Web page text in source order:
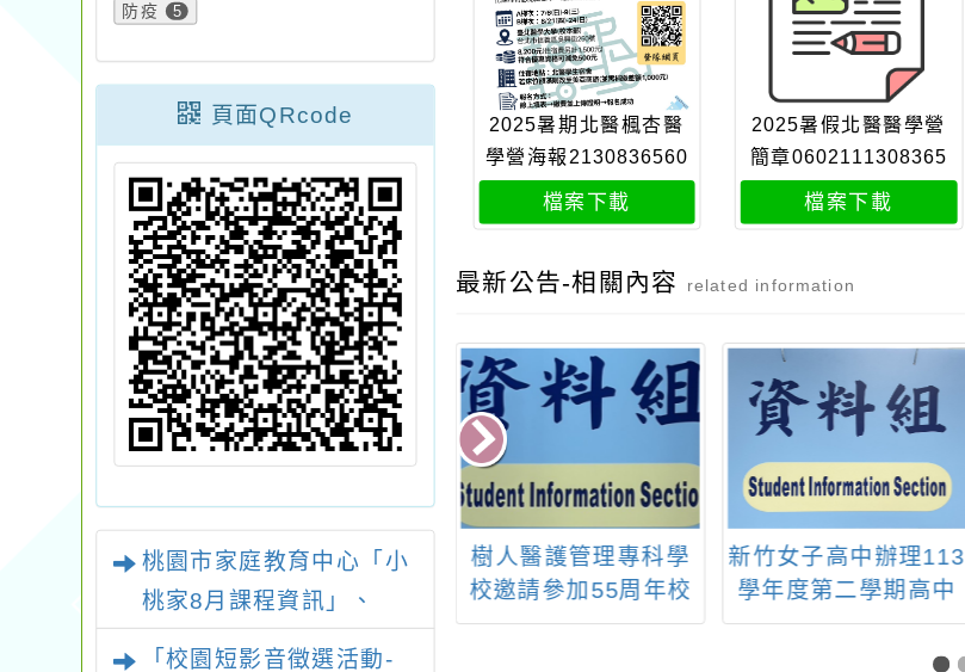
防疫 5
頁面QRcode
桃園市家庭教育中心「小
桃家8月課程資訊」、
「校園短影音徵選活動-
2025暑期北醫楓杏醫
學營海報2130836560
08
檔案下載
2025暑假北醫醫學營
簡章0602111308365
6008
檔案下載
最新公告-相關內容 related information
園市路亞國際
「115學年度
國際文憑實驗
）特色招生
教育局辦理本市115年
度在地產業博覽會
樹人醫護管理專科學
校邀請參加55周年校
慶暨校園開放日活動
新竹女子高中辦理113
學年度第二學期高中
適性學習社區教育資
源均質化子計畫：沂